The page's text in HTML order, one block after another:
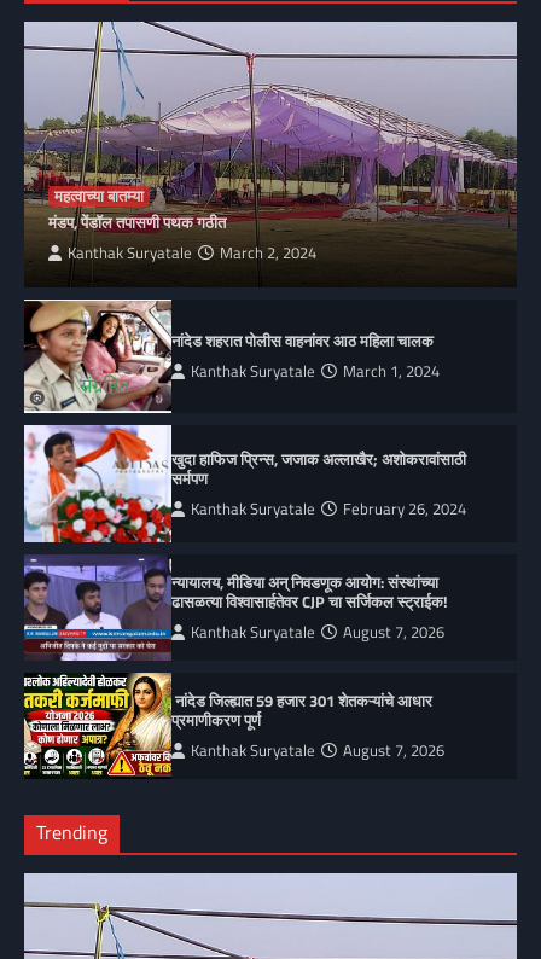
महत्वाच्या बातम्या
मंडप, पेंडॉल तपासणी पथक गठीत
Kanthak Suryatale March 2, 2024
नांदेड शहरात पोलीस वाहनांवर आठ महिला चालक
Kanthak Suryatale March 1, 2024
खुदा हाफिज प्रिन्स, जजाक अल्लाखैर; अशोकरावांसाठी
सर्मपण
Kanthak Suryatale February 26, 2024
न्यायालय, मीडिया अन् निवडणूक आयोग: संस्थांच्या
ढासळत्या विश्वासार्हतेवर CJP चा सर्जिकल स्ट्राईक!
Kanthak Suryatale August 7, 2026
नांदेड जिल्ह्यात 59 हजार 301 शेतकऱ्यांचे आधार
प्रमाणीकरण पूर्ण
Kanthak Suryatale August 7, 2026
Trending